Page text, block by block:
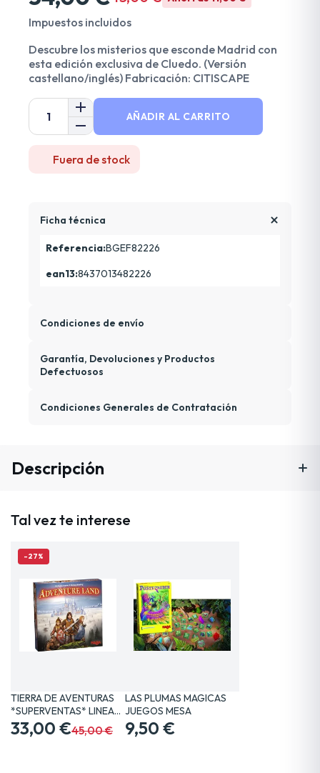
Impuestos incluidos
Descubre los misterios que esconde Madrid con
esta edición exclusiva de Cluedo. (Versión
castellano/inglés) Fabricación: CITISCAPE
AÑADIR AL CARRITO
Fuera de stock
Ficha técnica
Referencia:BGEF82226
ean13:8437013482226
Condiciones de envío
Garantía, Devoluciones y Productos
Defectuosos
Condiciones Generales de Contratación
Descripción
Tal vez te interese
-27%
TIERRA DE AVENTURAS
*SUPERVENTAS* LINEA…
33,00 €45,00 €
LAS PLUMAS MAGICAS
JUEGOS MESA
9,50 €